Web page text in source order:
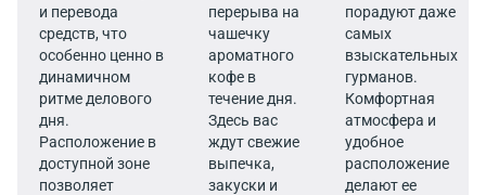
и перевода
средств, что
особенно ценно в
динамичном
ритме делового
дня.
Расположение в
доступной зоне
позволяет
перерыва на
чашечку
ароматного
кофе в
течение дня.
Здесь вас
ждут свежие
выпечка,
закуски и
порадуют даже
самых
взыскательных
гурманов.
Комфортная
атмосфера и
удобное
расположение
делают ее